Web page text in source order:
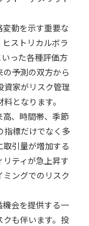
動を示す重要な
ストリカルボラ
った各種評価方
予測の双方から
資家がリスク管理
となります。
、時間帯、季節
指標だけでなく多
引量が増加する
ティが急上昇す
ングでのリスク
機会を提供する一
も伴います。投